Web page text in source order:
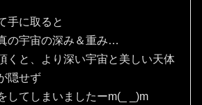
手に取ると
の宇宙の深み＆重み…
くと、より深い宇宙と美しい天体
隠せず
してしまいましたーm(_ _)m